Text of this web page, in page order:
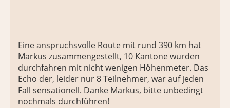
Eine anspruchsvolle Route mit rund 390 km hat
Markus zusammengestellt, 10 Kantone wurden
durchfahren mit nicht wenigen Höhenmeter. Das
Echo der, leider nur 8 Teilnehmer, war auf jeden
Fall sensationell. Danke Markus, bitte unbedingt
nochmals durchführen!